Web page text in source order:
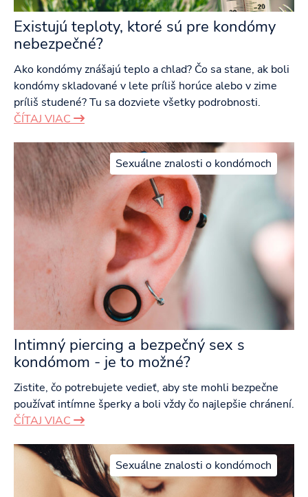
Existujú teploty, ktoré sú pre kondómy
nebezpečné?
Ako kondómy znášajú teplo a chlad? Čo sa stane, ak boli
kondómy skladované v lete príliš horúce alebo v zime
príliš studené? Tu sa dozviete všetky podrobnosti.
ČÍTAJ VIAC
Sexuálne znalosti o kondómoch
Intimný piercing a bezpečný sex s
kondómom - je to možné?
Zistite, čo potrebujete vedieť, aby ste mohli bezpečne
používať intímne šperky a boli vždy čo najlepšie chránení.
ČÍTAJ VIAC
Sexuálne znalosti o kondómoch